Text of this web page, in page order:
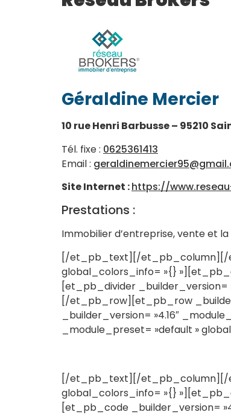
Géraldine Mercier
10 rue Henri Barbusse – 95210
Tél. fixe : 0625361413
Email :
Site Internet :https://
Prestations :
Immobilier d’entreprise, vente et
[/et_pb_text][/et_pb_column][/
global_colors_info= »{}
[et_pb_divider
[/et_pb_row][et_pb_row
_builder_version= »4.16″
_module_preset= »default »
[/et_pb_text][/et_pb_column][/
global_colors_info= »{}
[et_pb_code _builder_version=